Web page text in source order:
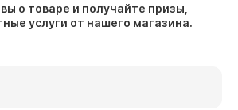
о товаре и получайте призы,
услуги от нашего магазина.